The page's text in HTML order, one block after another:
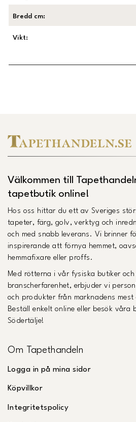
Bredd cm:
Vikt:
Välkommen till
tapetbutik online!
Hos oss hittar du ett av Sveriges
tapeter, färg, golv, verktyg och
och med snabb leverans. Vi brinner
inspirerande att förnya hemmet,
hemmafixare eller proffs.
Med rötterna i vår fysiska butiker
branscherfarenhet, erbjuder vi
och produkter från marknadens mest
Beställ enkelt online eller besök våra
Södertälje!
Om Tapethandeln
Logga in på mina sidor
Köpvillkor
Integritetspolicy